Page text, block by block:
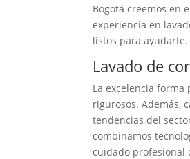
Bogotá creemos en
experiencia en
listos para ayudarte.
Lavado de
La excelencia
rigurosos. Además,
tendencias del
combinamos
cuidado profesional